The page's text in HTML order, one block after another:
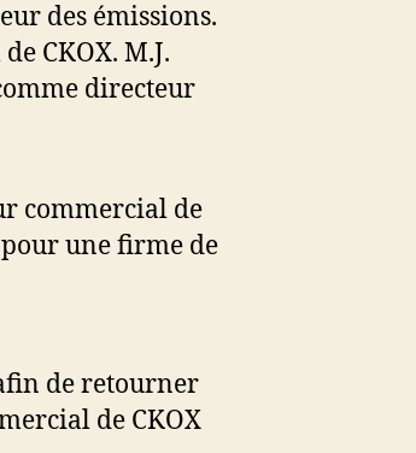
des émissions.
CKOX. M.J.
directeur
commercial de
une firme de
de retourner
de CKOX